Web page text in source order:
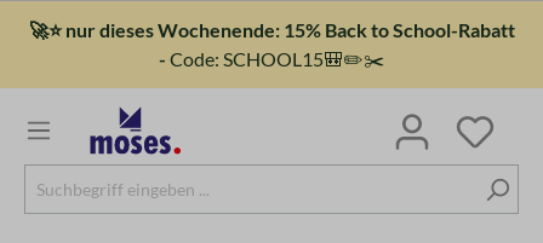
🚀⭐ nur dieses Wochenende: 15% Back to School-Rabatt
- Code: SCHOOL15🎒✏️✂️